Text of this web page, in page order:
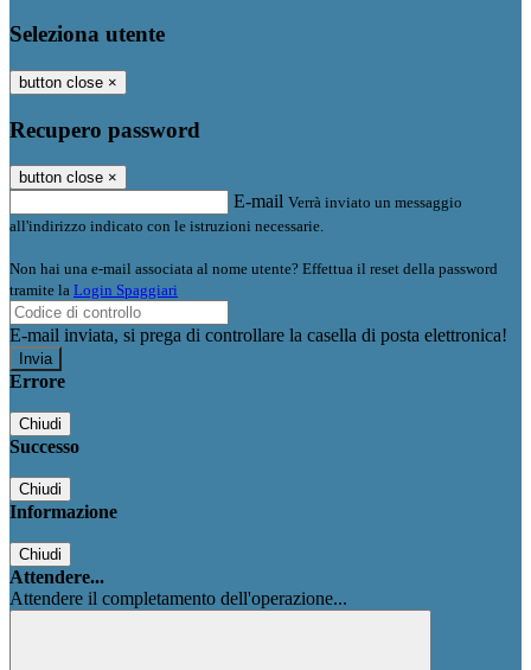
Seleziona utente
button close ×
Recupero password
button close ×
E-mail Verrà inviato un messaggio
all'indirizzo indicato con le istruzioni necessarie.
Non hai una e-mail associata al nome utente? Effettua il reset della password
tramite la Login Spaggiari
E-mail inviata, si prega di controllare la casella di posta elettronica!
Errore
Chiudi
Successo
Chiudi
Informazione
Chiudi
Attendere...
Attendere il completamento dell'operazione...